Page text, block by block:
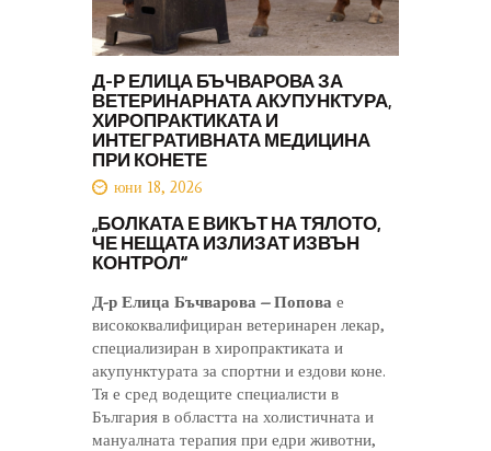
Д-Р ЕЛИЦА БЪЧВАРОВА ЗА
ВЕТЕРИНАРНАТА АКУПУНКТУРА,
ХИРОПРАКТИКАТА И
ИНТЕГРАТИВНАТА МЕДИЦИНА
ПРИ КОНЕТЕ
юни 18, 2026
БОЛКАТА Е ВИКЪТ НА ТЯЛОТО,
ЧЕ НЕЩАТА ИЗЛИЗАТ ИЗВЪН
КОНТРОЛ“
Д-р Елица Бъчварова – Попова е
висококвалифициран ветеринарен лекар,
специализиран в хиропрактиката и
акупунктурата за спортни и ездови коне.
Тя е сред водещите специалисти в
България в областта на холистичната и
мануалната терапия при едри животни,